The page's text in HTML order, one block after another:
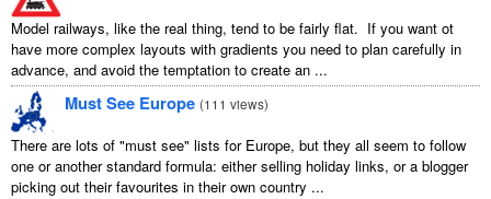
Model railways, like the real thing, tend to be fairly flat. If you want ot
have more complex layouts with gradients you need to plan carefully in
advance, and avoid the temptation to create an ...
Must See Europe (111 views)
There are lots of "must see" lists for Europe, but they all seem to follow
one or another standard formula: either selling holiday links, or a blogger
picking out their favourites in their own country ...